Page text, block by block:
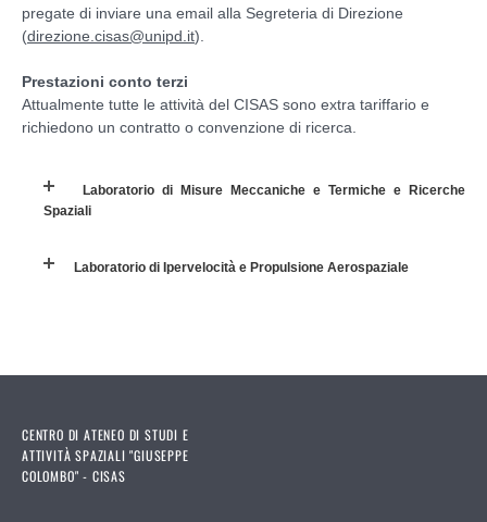
pregate di inviare una email alla Segreteria di Direzione
(direzione.cisas@unipd.it).
Prestazioni conto terzi
Attualmente tutte le attività del CISAS sono extra tariffario e
richiedono un contratto o convenzione di ricerca.
Laboratorio di Misure Meccaniche e Termiche e Ricerche
Spaziali
Laboratorio di Ipervelocità e Propulsione Aerospaziale
CENTRO DI ATENEO DI STUDI E
ATTIVITÀ SPAZIALI "GIUSEPPE
COLOMBO" - CISAS